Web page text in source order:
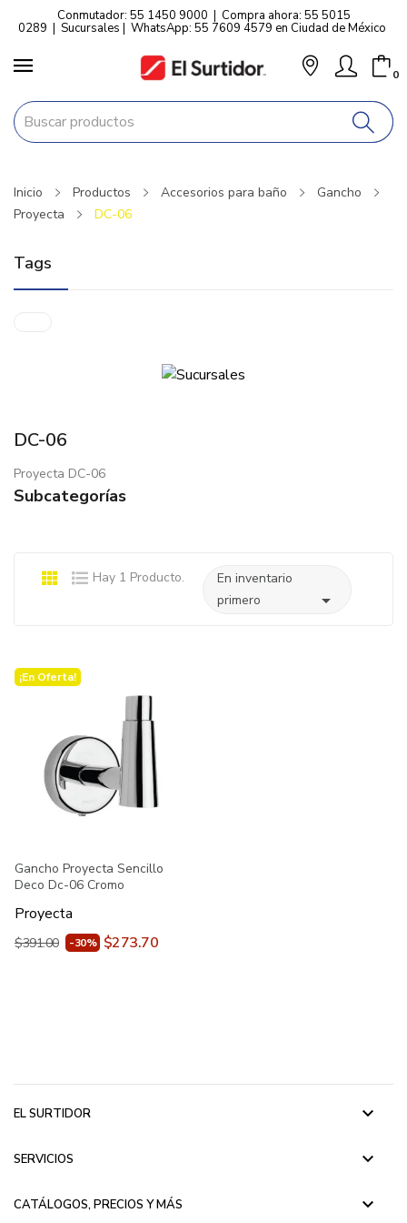
Conmutador: 55 1450 9000 | Compra ahora: 55 5015
0289 | Sucursales | WhatsApp: 55 7609 4579 en Ciudad de México
0
Inicio Productos Accesorios para baño
Gancho
Proyecta
DC-06
Tags
DC-06
Proyecta DC-06
Subcategorías
Hay 1 Producto.
En inventario
primero

¡En Oferta!
Gancho Proyecta Sencillo
Deco Dc-06 Cromo
Proyecta
$391.00 -30% $273.70
EL SURTIDOR keyboard_arrow_down
SERVICIOS keyboard_arrow_down
CATÁLOGOS, PRECIOS Y MÁS keyboard_arrow_down